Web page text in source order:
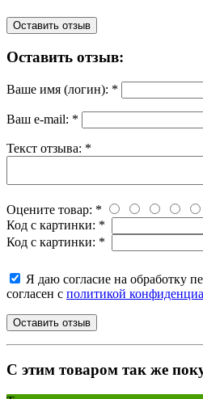
Оставить отзыв
Оставить отзыв:
Ваше имя (логин): *
Ваш e-mail: *
Текст отзыва: *
Оцените товар: *
Код с картинки: *
Код с картинки: *
Я даю согласие на обработку
согласен с политикой
C этим товаром так же